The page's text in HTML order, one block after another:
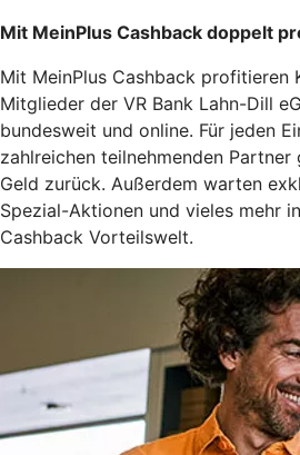
Mit MeinPlus Cashback doppelt
Mit MeinPlus Cashback profitieren
Mitglieder der VR Bank Lahn-Dill
bundesweit und online. Für jeden
zahlreichen teilnehmenden
Geld zurück. Außerdem warten
Spezial-Aktionen und vieles mehr
Cashback Vorteilswelt.